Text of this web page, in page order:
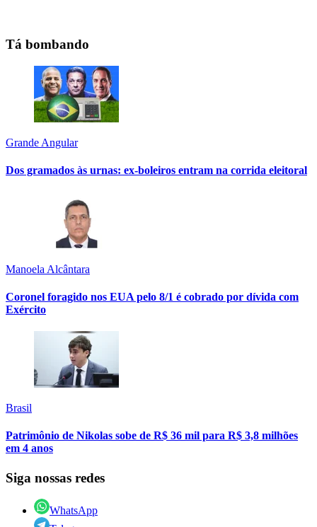
Tá bombando
Grande Angular
Dos gramados às urnas: ex-boleiros entram na corrida eleitoral
Manoela Alcântara
Coronel foragido nos EUA pelo 8/1 é cobrado por dívida com
Exército
Brasil
Patrimônio de Nikolas sobe de R$ 36 mil para R$ 3,8 milhões
em 4 anos
Siga nossas redes
WhatsApp